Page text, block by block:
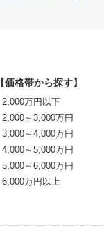
【価格帯から探す】
2,000万円以下
2,000～3,000万円
3,000～4,000万円
4,000～5,000万円
5,000～6,000万円
6,000万円以上